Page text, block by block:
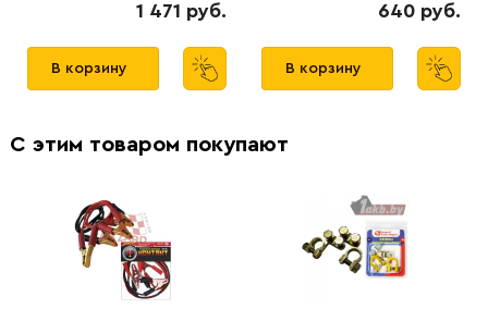
1 471 руб.
В корзину
640 руб.
В корзину
С этим товаром покупают